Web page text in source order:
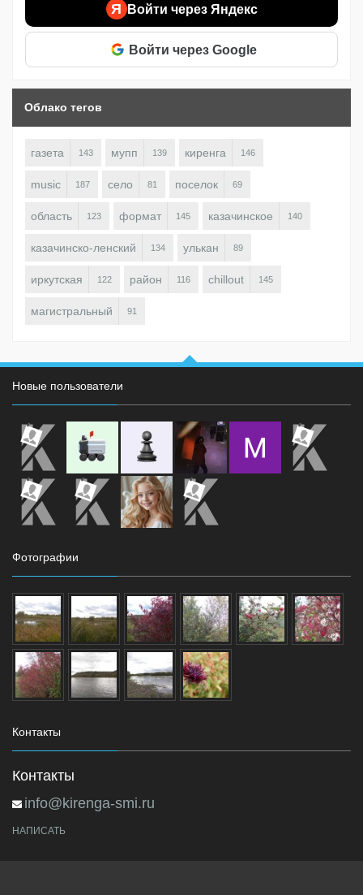
Я Войти через Яндекс
Войти через Google
Облако тегов
газета 143 мупп 139 киренга 146
music 187 село 81 поселок 69
область 123 формат 145 казачинское 140
казачинско-ленский 134 улькан 89
иркутская 122 район 116 chillout 145
магистральный 91
Новые пользователи
Фотографии
Контакты
Контакты
info@kirenga-smi.ru
НАПИСАТЬ